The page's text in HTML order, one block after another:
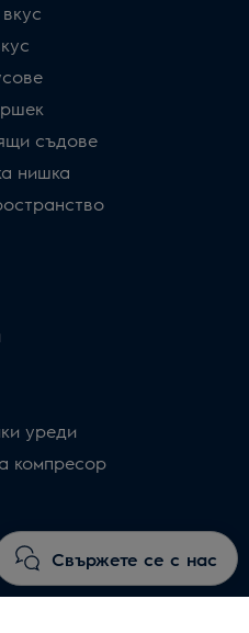
Свържете се с нас
съдове
нишка
уреди
компресор